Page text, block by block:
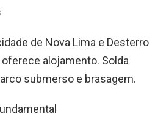
de Nova Lima e Desterro
alojamento. Solda
arco submerso e brasagem.